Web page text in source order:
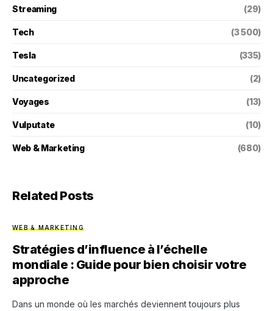
Streaming (29)
Tech (3 500)
Tesla (335)
Uncategorized (2)
Voyages (13)
Vulputate (10)
Web & Marketing (680)
Related Posts
WEB & MARKETING
Stratégies d’influence à l’échelle
mondiale : Guide pour bien choisir votre
approche
Dans un monde où les marchés deviennent toujours plus